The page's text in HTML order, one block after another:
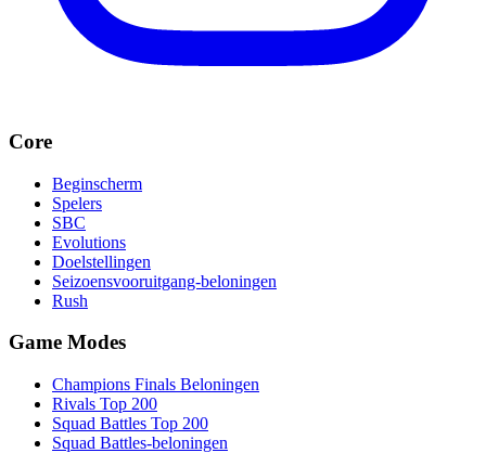
Core
Beginscherm
Spelers
SBC
Evolutions
Doelstellingen
Seizoensvooruitgang-beloningen
Rush
Game Modes
Champions Finals Beloningen
Rivals Top 200
Squad Battles Top 200
Squad Battles-beloningen